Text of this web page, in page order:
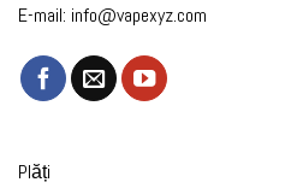
E-mail: info@vapexyz.com
Plăți